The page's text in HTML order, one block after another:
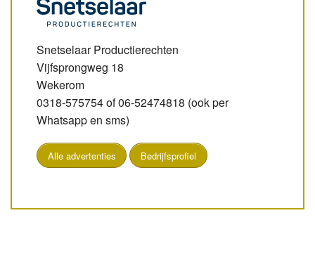
Snetselaar Productierechten
Vijfsprongweg 18
Wekerom
0318-575754 of 06-52474818 (ook per
Whatsapp en sms)
Alle advertenties Bedrijfsprofiel